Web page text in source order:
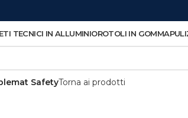
TECNICI IN ALLUMINIOROTOLI IN GOMMA
SafetyTorna ai prodotti